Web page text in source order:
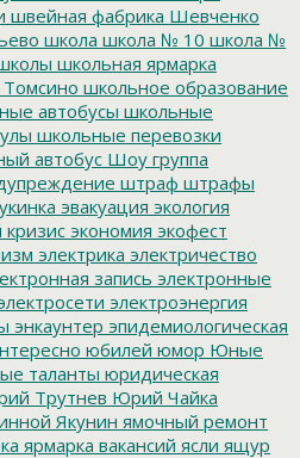
швейная фабрика Шевченко
школа школа № 10 школа №
школьная ярмарка
школьное образование
автобусы школьные
школьные перевозки
автобус Шоу группа
штраф штрафы
эвакуация экология
кризис экономия экофест
электрика электричество
запись электронные
электроэнергия
энкаунтер эпидемиологическая
юбилей юмор Юные
таланты юридическая
Трутнев Юрий Чайка
Якунин ямочный ремонт
ярмарка вакансий ясли ящур